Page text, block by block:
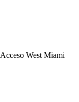
Acceso West Miami